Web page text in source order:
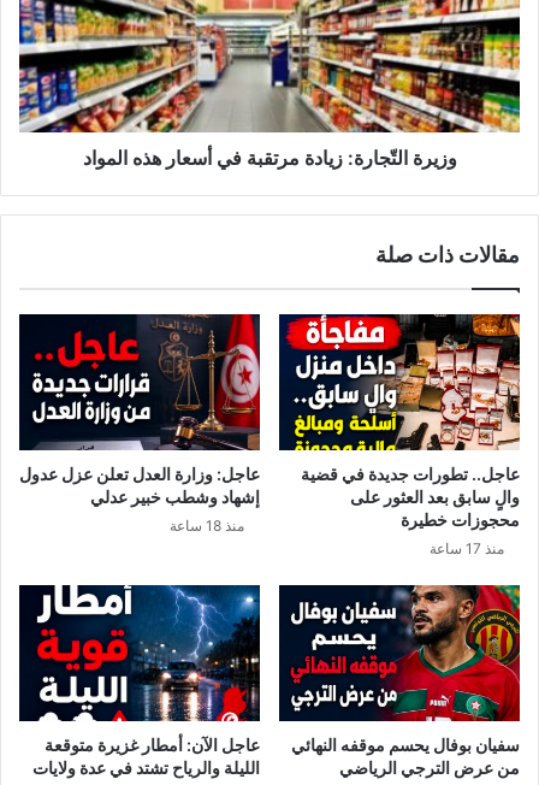
في
أسعار
هذه
المواد
وزيرة التّجارة: زيادة مرتقبة في أسعار هذه المواد
مقالات ذات صلة
عاجل.. تطورات جديدة في قضية
والٍ سابق بعد العثور على
محجوزات خطيرة
منذ 17 ساعة
عاجل: وزارة العدل تعلن عزل عدول
إشهاد وشطب خبير عدلي
منذ 18 ساعة
سفيان بوفال يحسم موقفه النهائي
من عرض الترجي الرياضي
عاجل الآن: أمطار غزيرة متوقعة
الليلة والرياح تشتد في عدة ولايات